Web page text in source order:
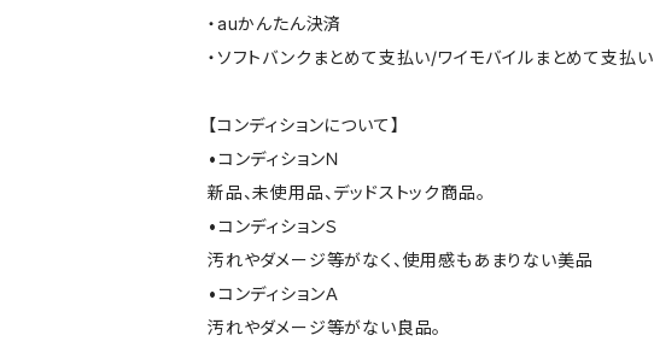
・auかんたん決済
・ソフトバンクまとめて支払い/ワイモバイルまとめて支払い
【コンディションについて】
•コンディションＮ
新品、未使用品、デッドストック商品。
•コンディションＳ
汚れやダメージ等がなく、使用感もあまりない美品
•コンディションＡ
汚れやダメージ等がない良品。